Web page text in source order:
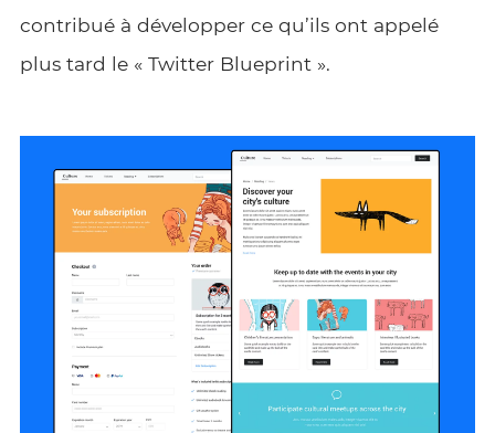
contribué à développer ce qu’ils ont appelé
plus tard le « Twitter Blueprint ».